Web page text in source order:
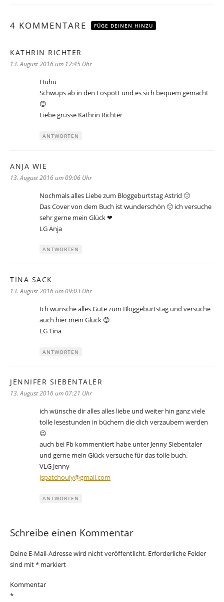
4 KOMMENTARE FÜGE DEINEN HINZU
KATHRIN RICHTER
13. August 2016 um 12:45 Uhr
Huhu
Schwups ab in den Lospott und es sich bequem gemacht
😊
Liebe grüsse Kathrin Richter
ANTWORTEN
ANJA WIE
13. August 2016 um 09:06 Uhr
Nochmals alles Liebe zum Bloggeburtstag Astrid 🙂
Das Cover von dem Buch ist wunderschön 🙂 ich versuche
sehr gerne mein Glück ❤
LG Anja
ANTWORTEN
TINA SACK
13. August 2016 um 09:03 Uhr
Ich wünsche alles Gute zum Bloggeburtstag und versuche
auch hier mein Glück 😊
LG Tina
ANTWORTEN
JENNIFER SIEBENTALER
13. August 2016 um 07:21 Uhr
ich wünsche dir alles alles liebe und weiter hin ganz viele
tolle lesestunden in büchern die dich verzaubern werden
😉
auch bei Fb kommentiert habe unter Jenny Siebentaler
und gerne mein Glück versuche für das tolle buch.
VLG Jenny
jspatchouly@gmail.com
ANTWORTEN
Schreibe einen Kommentar
Deine E-Mail-Adresse wird nicht veröffentlicht. Erforderliche Felder
sind mit* markiert
Kommentar
*